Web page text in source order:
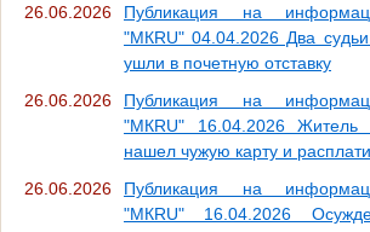
26.06.2026
Публикация на
"МКRU" 04.04.2026 Два судьи
ушли в почетную отставку
26.06.2026
Публикация на
"МКRU" 16.04.2026 Житель
нашел чужую карту и
26.06.2026
Публикация на
"МКRU" 16.04.2026